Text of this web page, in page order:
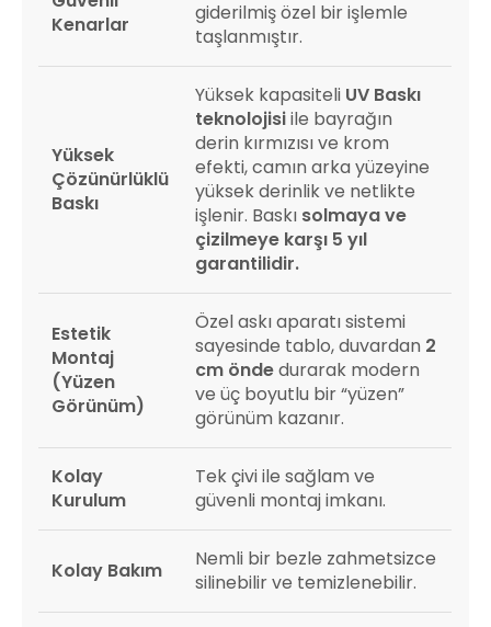
Kenarlar
giderilmiş özel bir işlemle
taşlanmıştır.
Yüksek
Çözünürlüklü
Baskı
Yüksek kapasiteli UV Baskı
teknolojisiile bayrağın
derin kırmızısı ve krom
efekti, camın arka yüzeyine
yüksek derinlik ve netlikte
işlenir. Baskı solmaya ve
çizilmeye karşı 5 yıl
garantilidir.
Estetik
Montaj
(Yüzen
Görünüm)
Özel askı aparatı sistemi
sayesinde tablo, duvardan 2
cm öndedurarak modern
ve üç boyutlu bir “yüzen”
görünüm kazanır.
Kolay
Kurulum
Tek çivi ile sağlam ve
güvenli montaj imkanı.
Kolay Bakım
Nemli bir bezle zahmetsizce
silinebilir ve temizlenebilir.